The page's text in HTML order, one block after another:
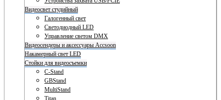
Видеосвет студийный
Галогенный свет
Светодиодный LED
Управление светом DMX
Видеосендеры и аксессуары Accsoon
Накамерный свет LED
Стойки для видеосъемки
C-Stand
GBStand
MultiStand
Titan